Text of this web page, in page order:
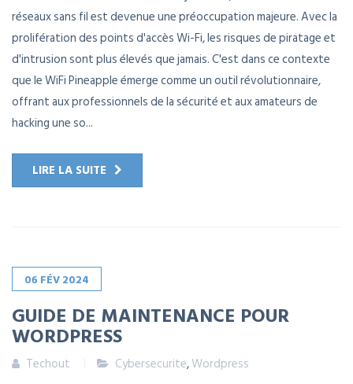
réseaux sans fil est devenue une préoccupation majeure. Avec la
prolifération des points d'accès Wi-Fi, les risques de piratage et
d'intrusion sont plus élevés que jamais. C'est dans ce contexte
que le WiFi Pineapple émerge comme un outil révolutionnaire,
offrant aux professionnels de la sécurité et aux amateurs de
hacking une so...
LIRE LA SUITE
06 FÉV2024
GUIDE DE MAINTENANCE POUR
WORDPRESS
Techout Cybersecurite,Wordpress